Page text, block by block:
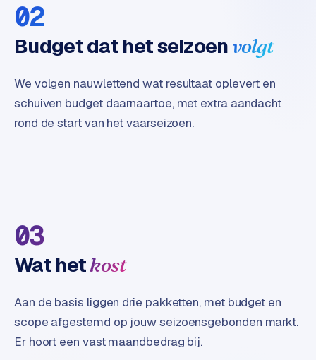
n
u
s
r
2
B
t
a
i
02
Budget dat het seizoen volgt
We volgen nauwlettend wat resultaat oplevert en
schuiven budget daarnaartoe, met extra aandacht
rond de start van het vaarseizoen.
03
Wat hetkost
Aan de basis liggen drie pakketten, met budget en
scope afgestemd op jouw seizoensgebonden markt.
Er hoort een vast maandbedrag bij.